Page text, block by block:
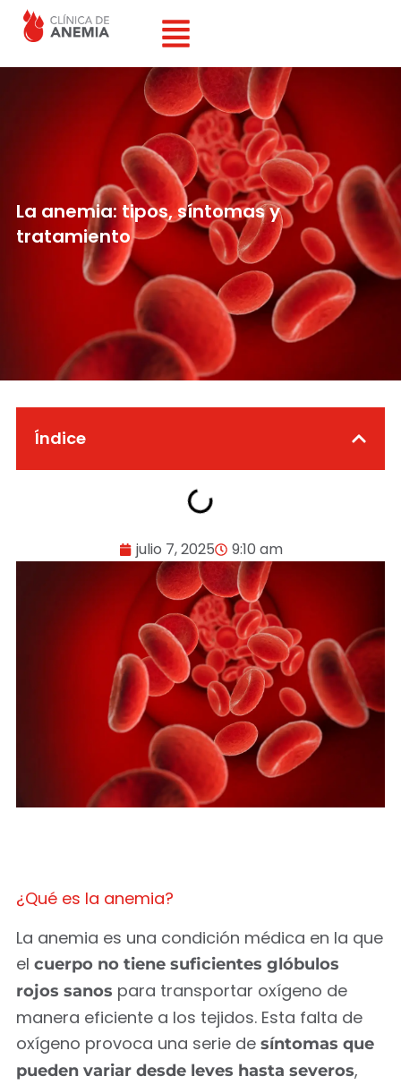
La anemia: tipos, síntomas y
tratamiento
Índice
julio 7, 2025 9:10 am
¿Qué es la anemia?
La anemia es una condición médica en la que
el cuerpo no tiene suficientes glóbulos
rojos sanos para transportar oxígeno de
manera eficiente a los tejidos. Esta falta de
oxígeno provoca una serie de síntomas que
pueden variar desde leves hasta severos,